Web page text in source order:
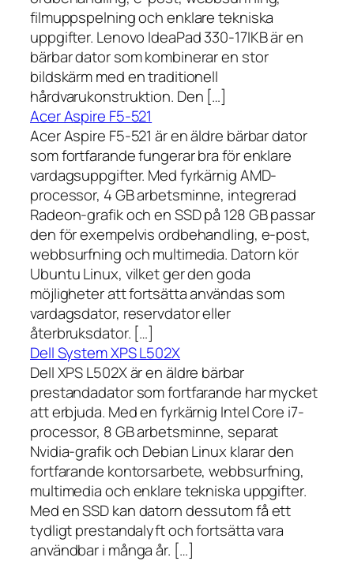
filmuppspelning och enklare tekniska
uppgifter. Lenovo IdeaPad 330-17IKB är en
bärbar dator som kombinerar en stor
bildskärm med en traditionell
hårdvarukonstruktion. Den […]
Acer Aspire F5-521
Acer Aspire F5-521 är en äldre bärbar dator
som fortfarande fungerar bra för enklare
vardagsuppgifter. Med fyrkärnig AMD-
processor, 4 GB arbetsminne, integrerad
Radeon-grafik och en SSD på 128 GB passar
den för exempelvis ordbehandling, e-post,
webbsurfning och multimedia. Datorn kör
Ubuntu Linux, vilket ger den goda
möjligheter att fortsätta användas som
vardagsdator, reservdator eller
återbruksdator. […]
Dell System XPS L502X
Dell XPS L502X är en äldre bärbar
prestandadator som fortfarande har mycket
att erbjuda. Med en fyrkärnig Intel Core i7-
processor, 8 GB arbetsminne, separat
Nvidia-grafik och Debian Linux klarar den
fortfarande kontorsarbete, webbsurfning,
multimedia och enklare tekniska uppgifter.
Med en SSD kan datorn dessutom få ett
tydligt prestandalyft och fortsätta vara
användbar i många år. […]